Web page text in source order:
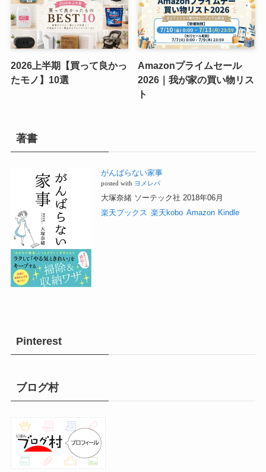
2026上半期【買って良かっ
たモノ】10選
Amazonプライムセール
2026｜我が家の買い物リス
ト
著書
がんばらない家事
posted with ヨメレバ
大塚奈緒 ソーテック社 2018年06月
楽天ブックス 楽天kobo Amazon Kindle
Pinterest
ブログ村